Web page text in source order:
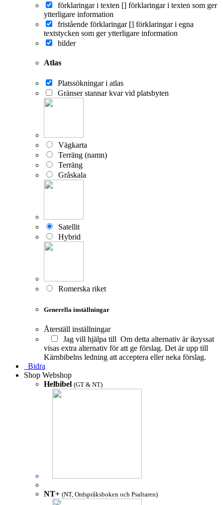
förklaringar i texten [] förklaringar i texten som ger
ytterligare information
fristående förklaringar [] förklaringar i egna
textstycken som ger ytterligare information
bilder
Atlas
Platssökningar i atlas
Gränser stannar kvar vid platsbyten
Vägkarta
Terräng (namn)
Terräng
Gråskala
Satellit
Hybrid
Romerska riket
Generella inställningar
Återställ inställningar
Jag vill hjälpa till Om detta alternativ är ikryssat
visas extra alternativ för att ge förslag. Det är upp till
Kärnbibelns ledning att acceptera eller neka förslag.
Bidra
Shop Webshop
Helbibel (GT & NT)
NT+ (NT, Ordspråksboken och Psaltaren)